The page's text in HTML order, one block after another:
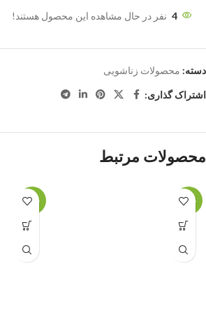
4 نفر در حال مشاهده این محصول هستند!
دسته: محصولات زناشویی
اشتراک گذاری:
محصولات مرتبط
حراج حراج